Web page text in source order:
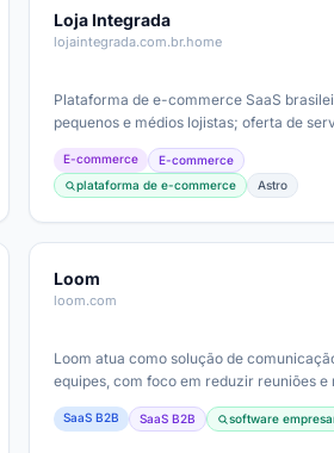
Loja Integrada
lojaintegrada.com.br.home
Plataforma de e-commerce SaaS
pequenos e médios lojistas; oferta de
integrados (marketplaces, pagamentos,…
E-commerce
E-commerce
plataforma de e-commerce
Astro
Loom
loom.com
Loom atua como solução de
equipes, com foco em reduzir reuniões e
produtividade. Nicho de SaaS B2B,…
SaaS B2B SaaS B2B software